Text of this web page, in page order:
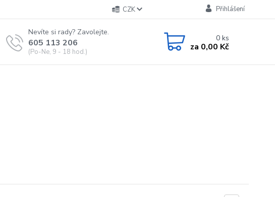
CZK Přihlášení
Nevíte si rady? Zavolejte.
605 113 206
(Po-Ne, 9 - 18 hod.)
0ks
za 0,00 Kč